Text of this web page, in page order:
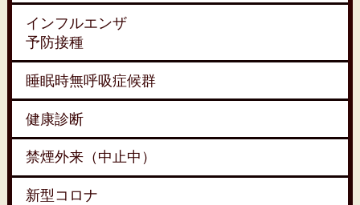
インフルエンザ
予防接種
睡眠時無呼吸症候群
健康診断
禁煙外来（中止中）
新型コロナ